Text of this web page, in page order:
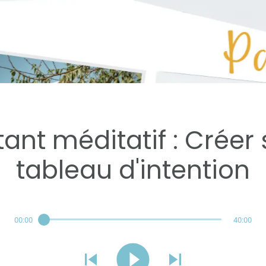
méditatif : Créer
tableau d'intention
00:00 40:00